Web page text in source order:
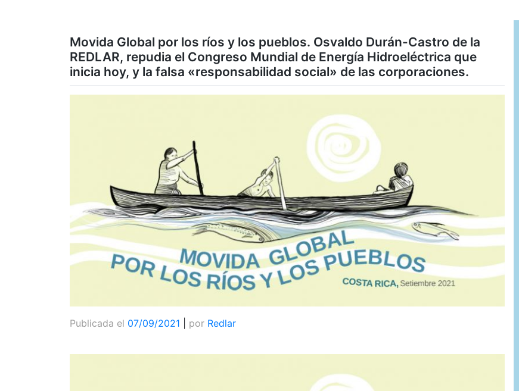
Movida Global por los ríos y los pueblos. Osvaldo Durán-Castro de la
REDLAR, repudia el Congreso Mundial de Energía Hidroeléctrica que
inicia hoy, y la falsa «responsabilidad social» de las corporaciones.
Publicada el 07/09/2021 por Redlar